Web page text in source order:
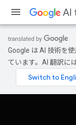
Google は AI 技術を
ています。AI 翻訳に